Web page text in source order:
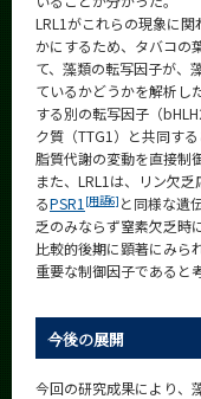
LRL1がこれらの現象に
かにするため、タバコの
て、藻類の転写因子が、
ているかどうかを解析し
する別の転写因子（
ク質（TTG1）と共同す
脂質代謝の変動を直接制
また、LRL1は、リン欠
るPSR1 [用語6] と同様な遺
乏のみならず窒素欠乏時
比較的後期に顕著にみら
重要な制御因子であると
今後の展開
今回の研究成果により、